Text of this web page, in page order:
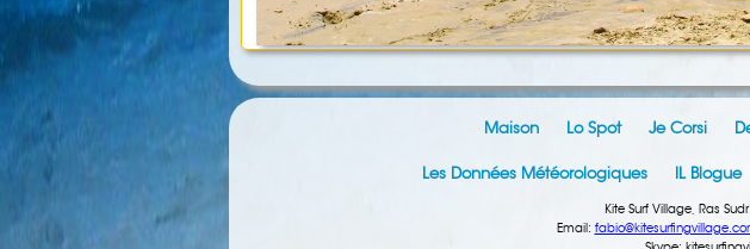
Maison Lo Spot Je Corsi
Les Données Météorologiques IL Blogue
Kite Surf Village, Ras
Email: